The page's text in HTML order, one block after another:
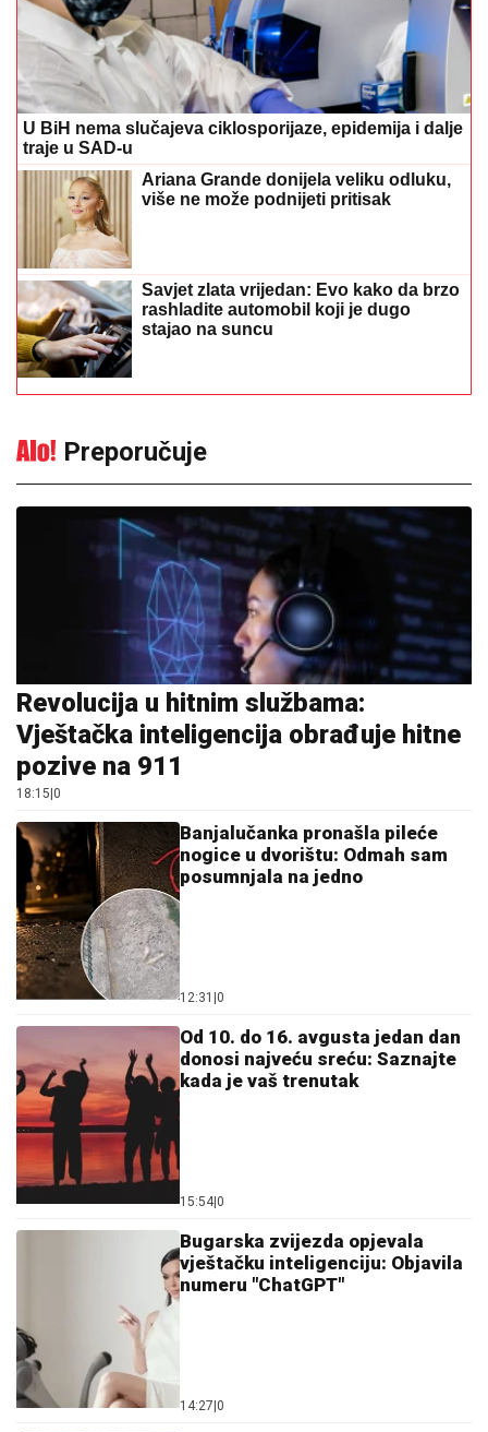
U BiH nema slučajeva ciklosporijaze, epidemija i dalje
traje u SAD-u
Ariana Grande donijela veliku odluku,
više ne može podnijeti pritisak
Savjet zlata vrijedan: Evo kako da brzo
rashladite automobil koji je dugo
stajao na suncu
Preporučuje
Revolucija u hitnim službama:
Vještačka inteligencija obrađuje hitne
pozive na 911
18:15 0
Banjalučanka pronašla pileće
nogice u dvorištu: Odmah sam
posumnjala na jedno
12:31 0
Od 10. do 16. avgusta jedan dan
donosi najveću sreću: Saznajte
kada je vaš trenutak
15:54 0
Bugarska zvijezda opjevala
vještačku inteligenciju: Objavila
numeru "ChatGPT"
14:27 0